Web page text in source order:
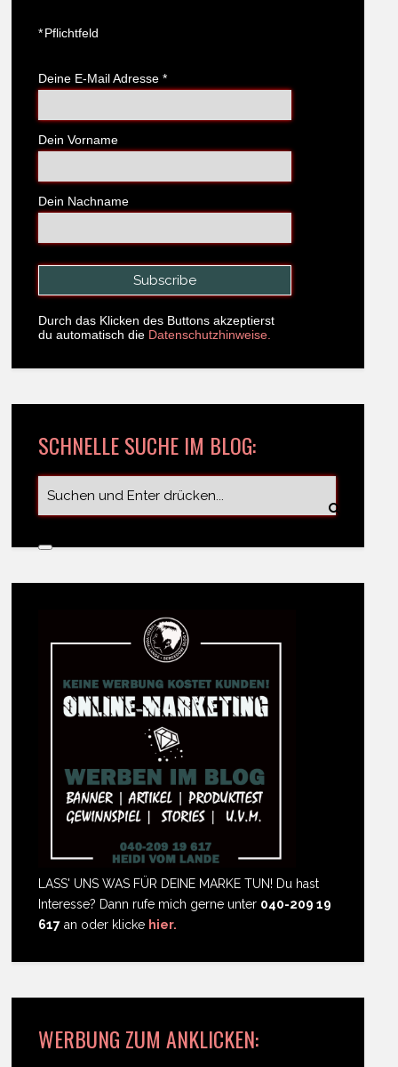
*Pflichtfeld
Deine E-Mail Adresse *
Dein Vorname
Dein Nachname
Durch das Klicken des Buttons akzeptierst
du automatisch die Datenschutzhinweise.
SCHNELLE SUCHE IM BLOG:
LASS' UNS WAS FÜR DEINE MARKE TUN! Du hast
Interesse? Dann rufe mich gerne unter 040-209 19
617 an oder klicke hier.
WERBUNG ZUM ANKLICKEN: